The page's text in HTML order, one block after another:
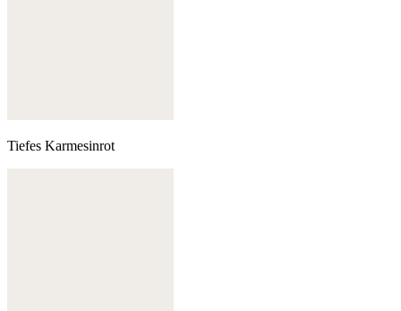
Tiefes Karmesinrot